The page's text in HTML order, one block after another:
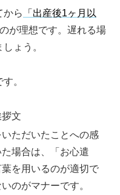
から
「出産後1ヶ月以
が理想です。遅れる場
ょう。
。
文
いただいたことへの感
場合は、「お心遣
を用いるのが適切で
のがマナーです。